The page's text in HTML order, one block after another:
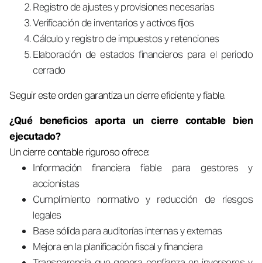
Registro de ajustes y provisiones necesarias
Verificación de inventarios y activos fijos
Cálculo y registro de impuestos y retenciones
Elaboración de estados financieros para el periodo
cerrado
Seguir este orden garantiza un cierre eficiente y fiable.
¿Qué beneficios aporta un cierre contable bien
ejecutado?
Un cierre contable riguroso ofrece:
Información financiera fiable para gestores y
accionistas
Cumplimiento normativo y reducción de riesgos
legales
Base sólida para auditorías internas y externas
Mejora en la planificación fiscal y financiera